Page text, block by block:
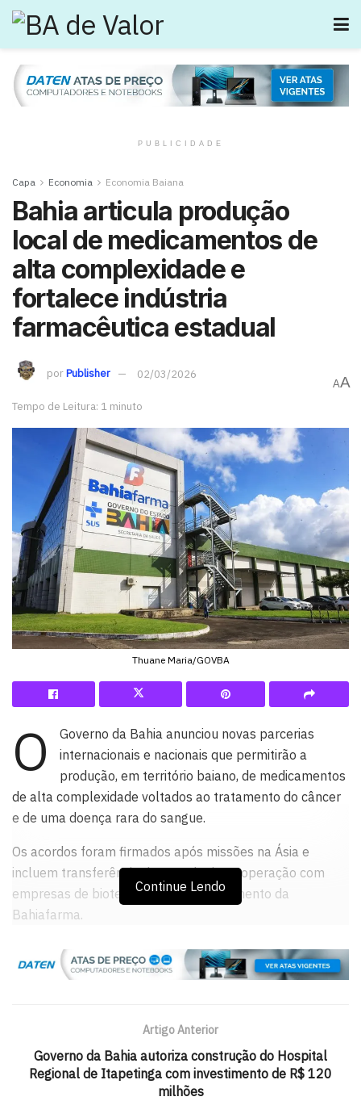
PUBLICIDADE
Capa Economia Economia Baiana
Bahia articula produção
local de medicamentos de
alta complexidade e
fortalece indústria
farmacêutica estadual
porPublisher 02/03/2026
Tempo de Leitura: 1 minuto
AA
Thuane Maria/GOVBA
O
Governo da Bahia anunciou novas parcerias
internacionais e nacionais que permitirão a
produção, em território baiano, de medicamentos
de alta complexidade voltados ao tratamento do câncer
e de uma doença rara do sangue.
Os acordos foram firmados após missões na Ásia e
incluem transferência de tecnologia, cooperação com
empresas de biotecnologia e fortalecimento da
Bahiafarma.
Com a internalização da produção, a expectativa é
reduzir custos para o Sistema Único de Saúde (SUS),
impulsionar o desenvolvimento do setor farmacêutico e
de inovação no estado, posicionando a Bahia como polo
Continue Lendo
Artigo Anterior
Governo da Bahia autoriza construção do Hospital
Regional de Itapetinga com investimento de R$ 120
milhões